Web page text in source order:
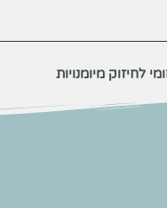
לחיזוק מיומנויות